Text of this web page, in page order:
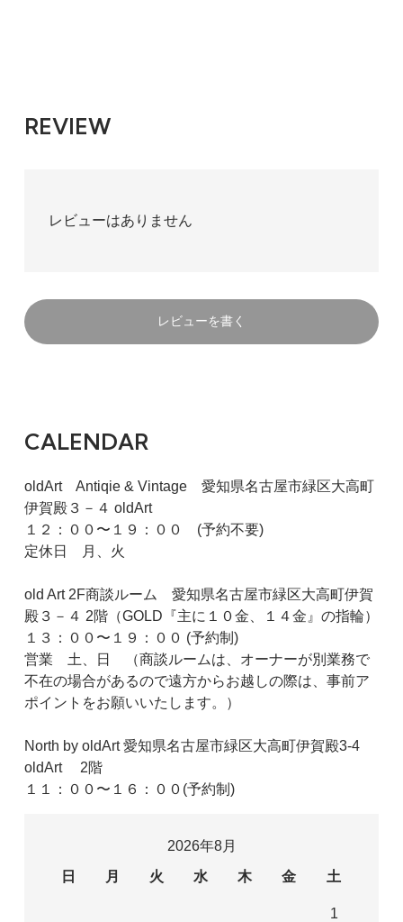
REVIEW
レビューはありません
レビューを書く
CALENDAR
oldArt Antiqie & Vintage 愛知県名古屋市緑区大高町
伊賀殿３－４ oldArt
１２：００〜１９：００ (予約不要)
定休日 月、火
old Art 2F商談ルーム 愛知県名古屋市緑区大高町伊賀
殿３－４ 2階（GOLD『主に１０金、１４金』の指輪）
１３：００〜１９：００ (予約制)
営業 土、日 （商談ルームは、オーナーが別業務で
不在の場合があるので遠方からお越しの際は、事前ア
ポイントをお願いいたします。）
North by oldArt 愛知県名古屋市緑区大高町伊賀殿3-4
oldArt 2階
１１：００〜１６：００(予約制)
2026年8月
日
月 火 水 木 金 土
1